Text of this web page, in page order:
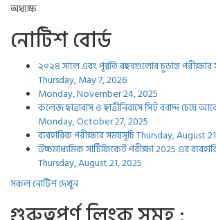
অধ্যক্ষ
নোটিশ বোর্ড
২০২৪ সালে এবং পূর্ব্বর্তি বছরগুলোর চূড়ান্ত
Thursday, May 7, 2026
Monday, November 24, 2025
কলেজ ছাত্রাবাস ও ছাত্রীনিবাসে সিট বরাদ্দ চেয়ে
Monday, October 27, 2025
ব্যবহারিক পরীক্ষার সময়সূচিThursday, August
উচ্চমাধ্যমিক সার্টিফিকেট পরীক্ষা 2025 এর
Thursday, August 21, 2025
সকল নোটিশ দেখুন